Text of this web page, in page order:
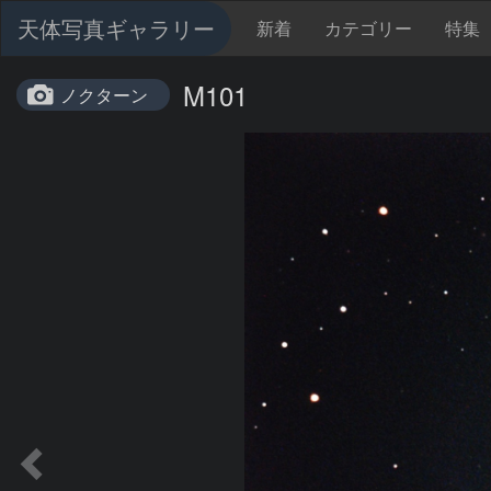
天体写真ギャラリー 新着 カテゴリー 特集
ノクターン M101